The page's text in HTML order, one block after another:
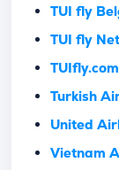
TUI fly
TUI fly
Turkish
United
Vietnam